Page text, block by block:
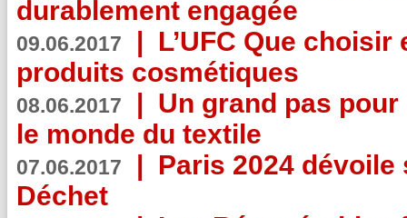
durablement engagée
09.06.2017 | L’UFC Que
produits cosmétiques
08.06.2017 | Un grand pas
le monde du textile
07.06.2017 | Paris 2024
Déchet